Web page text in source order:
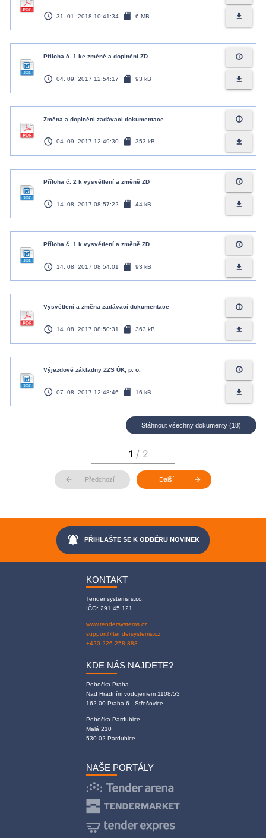
access_time 31. 01. 2018 10:41:34 sd_card 6 MB file_download
Příloha č. 1 ke změně a doplnění ZD
access_time 04. 09. 2017 12:54:17 sd_card 93 kB
info_outline
file_download
Změna a doplnění zadávací dokumentace
access_time 04. 09. 2017 12:49:30 sd_card 353 kB
info_outline
file_download
Příloha č. 2 k vysvětlení a změně ZD
access_time 14. 08. 2017 08:57:22 sd_card 44 kB
info_outline
file_download
Příloha č. 1 k vysvětlení a změně ZD
access_time 14. 08. 2017 08:54:01 sd_card 93 kB
info_outline
file_download
Vysvětlení a změna zadávací dokumentace
access_time 14. 08. 2017 08:50:31 sd_card 363 kB
info_outline
file_download
Výjezdové základny ZZS ÚK, p. o.
access_time 07. 08. 2017 12:48:46 sd_card 16 kB
info_outline
file_download
Stáhnout všechny dokumenty (18)
arrow_back Předchozí Další arrow_forward
notifications_active PŘIHLAŠTE SE K ODBĚRU NOVINEK
KONTAKT
Tender systems s.r.o.
IČO: 291 45 121
www.tendersystems.cz
support@tendersystems.cz
+420 226 258 888
KDE NÁS NAJDETE?
Pobočka Praha
Nad Hradním vodojemem 1108/53
162 00 Praha 6 - Střešovice
Pobočka Pardubice
Malá 210
530 02 Pardubice
NAŠE PORTÁLY